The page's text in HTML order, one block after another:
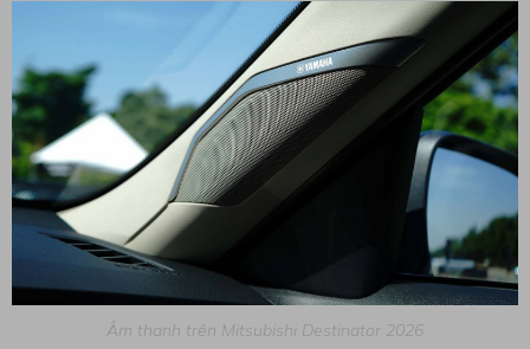
Âm thanh trên Mitsubishi Destinator 2026